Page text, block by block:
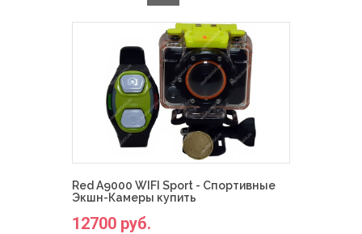
Red A9000 WIFI Sport - Спортивные
Экшн-Камеры купить
12700 руб.